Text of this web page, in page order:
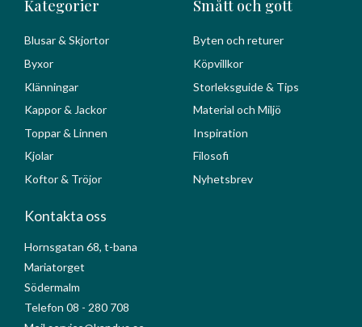
Kategorier
Blusar & Skjortor
Byxor
Klänningar
Kappor & Jackor
Toppar & Linnen
Kjolar
Koftor & Tröjor
Smått och gott
Byten och returer
Köpvillkor
Storleksguide & Tips
Material och Miljö
Inspiration
Filosofi
Nyhetsbrev
Kontakta oss
Hornsgatan 68, t-bana
Mariatorget
Södermalm
Telefon 08 - 280 708